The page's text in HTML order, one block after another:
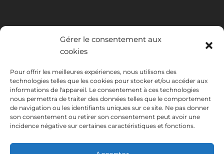
Gérer le consentement aux
cookies
Pour offrir les meilleures expériences, nous utilisons des
technologies telles que les cookies pour stocker et/ou accéder aux
informations de l'appareil. Le consentement à ces technologies
nous permettra de traiter des données telles que le comportement
de navigation ou les identifiants uniques sur ce site. Ne pas donner
son consentement ou retirer son consentement peut avoir une
incidence négative sur certaines caractéristiques et fonctions.
INSTITUTO HISPANICO DE MURCIA, SOCIEDAD LIMITADA a été
bénéficiaire du Fonds européen de développement régional dont
l'objectif est de développer l'utilisation et la qualité des technologies
de l'information et de la communication et leur accessibilité, et grâce
auquel elle a mis en place les solutions suivantes : présence en ligne à
cette fin, elle a été soutenue par le programme TIC Cámaras, par